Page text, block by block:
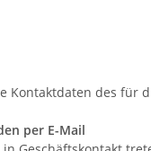
Kontaktdaten des
per E-Mail